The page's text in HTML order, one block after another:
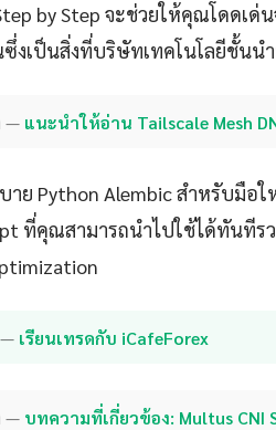
by Step จะช่วยให้คุณโดดเด่
ซึ่งเป็นสิ่งที่บริษัทเทคโนโลยีชั้นน
— แนะนำให้อ่าน Tailscale Mesh
ย Python Alembic สำหรับมือใ
ที่คุณสามารถนำไปใช้ได้ทันทีร
— เรียนเทรดกับ iCafeForex
— บทความที่เกี่ยวข้อง: Multus CNI